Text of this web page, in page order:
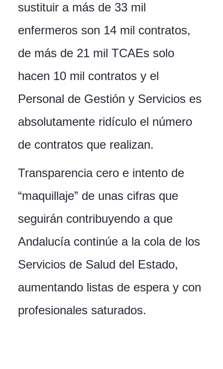
sustituir a más de 33 mil
enfermeros son 14 mil contratos,
de más de 21 mil TCAEs solo
hacen 10 mil contratos y el
Personal de Gestión y Servicios es
absolutamente ridículo el número
de contratos que realizan.
Transparencia cero e intento de
“maquillaje” de unas cifras que
seguirán contribuyendo a que
Andalucía continúe a la cola de los
Servicios de Salud del Estado,
aumentando listas de espera y con
profesionales saturados.